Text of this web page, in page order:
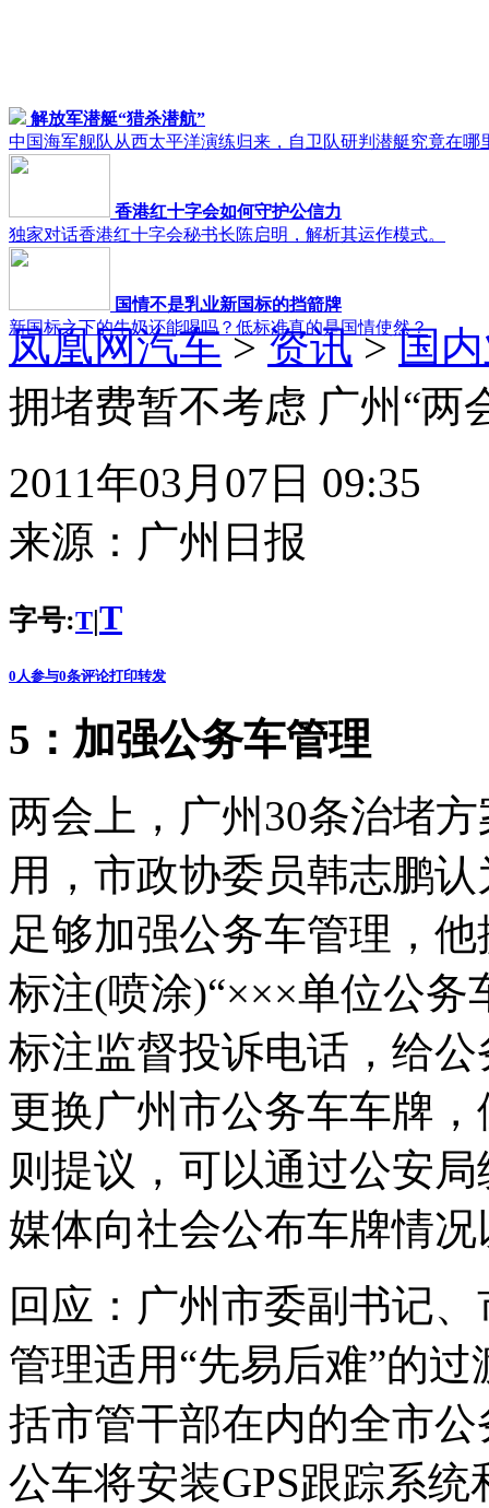
解放军潜艇“猎杀潜航”
中国海军舰队从西太平洋演练归来，自卫队研判潜艇究竟在哪
香港红十字会如何守护公信力
独家对话香港红十字会秘书长陈启明，解析其运作模式。
国情不是乳业新国标的挡箭牌
新国标之下的牛奶还能喝吗？低标准真的是国情使然？
凤凰网汽车>资讯>国
拥堵费暂不考虑 广州“两
2011年03月07日 09:35
来源： 广州日报
字号:T|T
0 人参与0条评论打印转发
5：加强公务车管理
两会上，广州30条治堵
用，市政协委员韩志鹏
足够加强公务车管理，
标注(喷涂)“×××单位公务
标注监督投诉电话，给
更换广州市公务车车牌
则提议，可以通过公安
媒体向社会公布车牌情
回应：广州市委副书记
管理适用“先易后难”的
括市管干部在内的全市
公车将安装GPS跟踪系